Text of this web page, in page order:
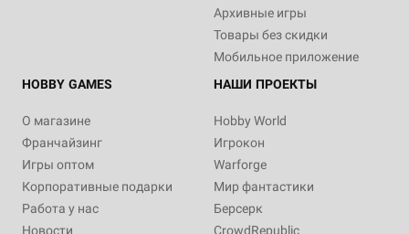
Архивные игры
Товары без скидки
Мобильное приложение
HOBBY GAMES
О магазине
Франчайзинг
Игры оптом
Корпоративные подарки
Работа у нас
Новости
НАШИ ПРОЕКТЫ
Hobby World
Игрокон
Warforge
Мир фантастики
Берсерк
CrowdRepublic